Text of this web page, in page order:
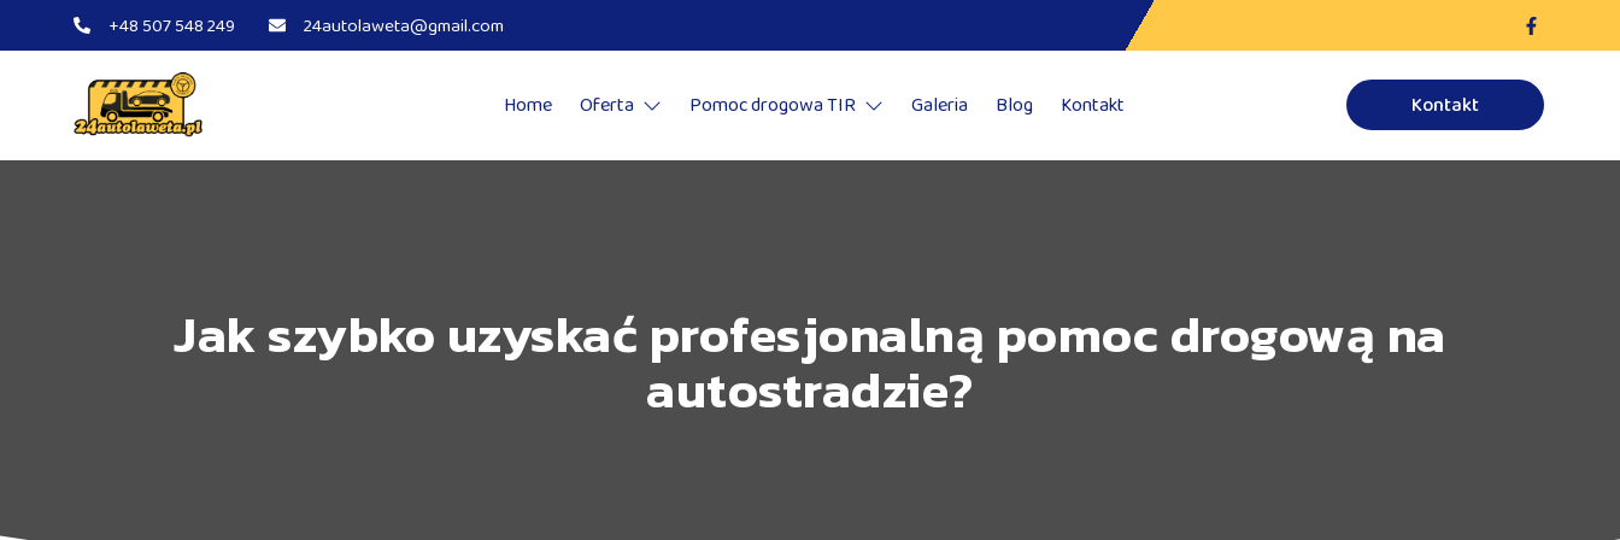
+48 507 548 249 24autolaweta@gmail.com
Home Oferta Pomoc drogowa TIR Galeria Blog Kontakt Kontakt
Jak szybko uzyskać profesjonalną pomoc drogową na
autostradzie?